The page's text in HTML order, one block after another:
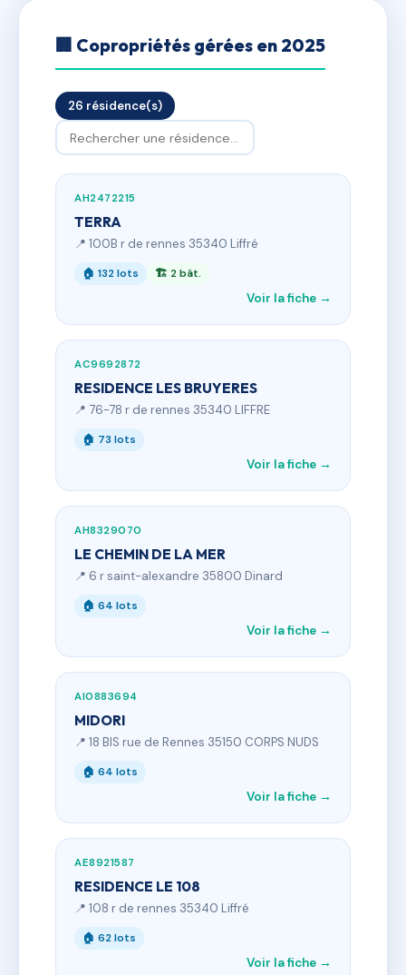
🏢 Copropriétés gérées en 2025
26 résidence(s)
AH2472215
TERRA
📍 100B r de rennes 35340 Liffré
🏠 132 lots 🏗 2 bât.
Voir la fiche →
AC9692872
RESIDENCE LES BRUYERES
📍 76-78 r de rennes 35340 LIFFRE
🏠 73 lots
Voir la fiche →
AH8329070
LE CHEMIN DE LA MER
📍 6 r saint-alexandre 35800 Dinard
🏠 64 lots
Voir la fiche →
AI0883694
MIDORI
📍 18 BIS rue de Rennes 35150 CORPS NUDS
🏠 64 lots
Voir la fiche →
AE8921587
RESIDENCE LE 108
📍 108 r de rennes 35340 Liffré
🏠 62 lots
Voir la fiche →